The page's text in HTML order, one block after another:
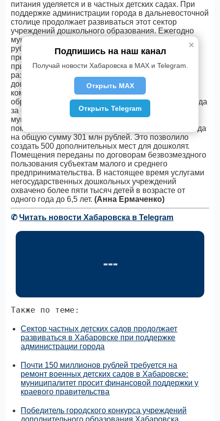
питания уделяется и в частных детских садах. При
поддержке администрации города в дальневосточной
столице продолжает развиваться этот сектор
учреждений дошкольного образования. Ежегодно
муниципалитет выделяет около трех миллионов
рублей с целью поддержки индивидуальных
предпринимателей, оказывающих
присмотру и уходу за детьми. Средства идут на
развитие материально-технической базы
дошкольных групп, аренду помещения,
коммунальные
услуги, методическое обеспечение
образовательного процесса. Кроме этого, с
года
за счет средств федерального, краевого и
муниципального бюджетов приобретено 8 зданий и
помещений в особо востребованных районах города
на общую сумму 301 млн рублей. Это позволило
создать 500 дополнительных мест для дошколят.
Помещения переданы по договорам безвозмездного
пользования субъектам малого и среднего
предпринимательства. В настоящее время услугами
негосударственных дошкольных учреждений
охвачено более пяти тысяч детей в возрасте от
одного года до 6,5 лет.(Анна Ермаченко)
✆Читать новости Хабаровска в Telegram
Также по теме:
Сектор частных детских садов продолжает
развиваться в Хабаровске при поддержке
администрации города
Почти 150 миллионов рублей требуется на
ремонт военных детских садов в Хабаровске:
муниципалитет просит финансовой поддержки у
краевого правительства
Победитель городского конкурса учреждений
дополнительного образования Хабаровска
✕
Подпишись на наш канал
Получай новости Хабаровска в MAX и Telegram.
Открыть MAX
Открыть Telegram